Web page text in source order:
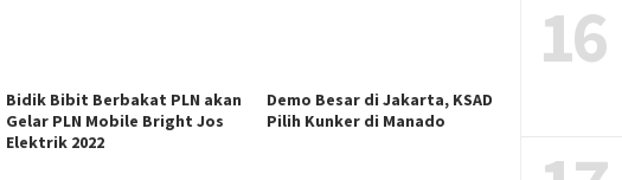
Bidik Bibit Berbakat PLN akan
Gelar PLN Mobile Bright Jos
Elektrik 2022
Demo Besar di Jakarta, KSAD
Pilih Kunker di Manado
16